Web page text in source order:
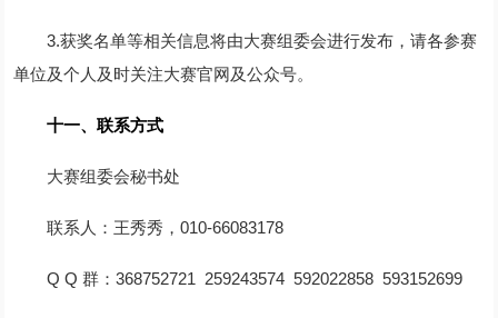
3.获奖名单等相关信息将由大赛组委会进行发布，请各参赛
单位及个人及时关注大赛官网及公众号。
十一、联系方式
大赛组委会秘书处
联系人：王秀秀，010-66083178
Q Q 群：368752721 259243574 592022858 593152699